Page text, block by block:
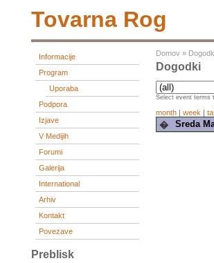
Tovarna Rog
Informacije
Program
Uporaba
Podpora
Izjave
V Medijih
Forumi
Galerija
International
Arhiv
Kontakt
Povezave
Preblisk
Domov »
Dogodki
Select event terms
month | week |
� Sreda